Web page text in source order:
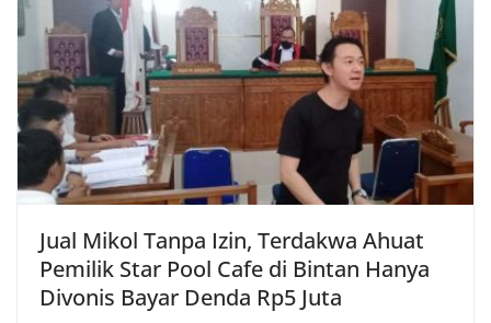
Jual Mikol Tanpa Izin, Terdakwa Ahuat
Pemilik Star Pool Cafe di Bintan Hanya
Divonis Bayar Denda Rp5 Juta